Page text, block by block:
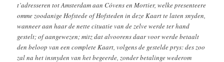
t’adresseren tot Amsterdam aan Cóvens en Mortier, welke presenteere
omme zoodanige Hofstede of Hofsteden in deze Kaart te laten snyden,
wanneer aan haar de nette cituatie van de zelve werde ter hand
gestelt; of aangewezen; mitz dat alvoorens daar voor werde betaalt
den beloop van een complete Kaart, volgens de gestelde prys: des zoo
zal na het insnyden van het begeerde, zonder betalinge wederom